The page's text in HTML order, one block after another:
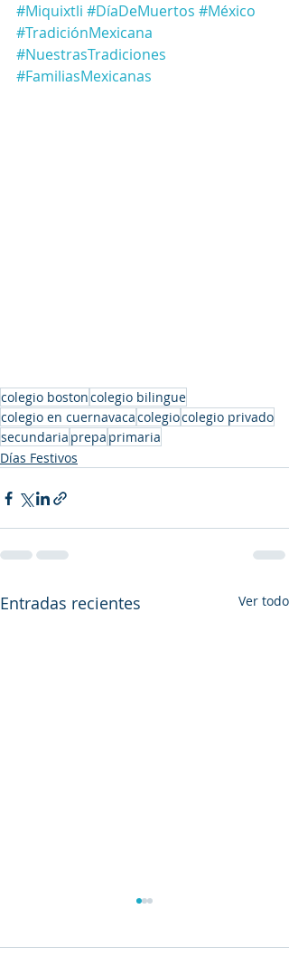
#Miquixtli #DíaDeMuertos #México
#TradiciónMexicana
#NuestrasTradiciones
#FamiliasMexicanas
colegio bostoncolegio bilingue
colegio en cuernavacacolegiocolegio privado
secundaria prepa primaria
Días Festivos
Entradas recientes Ver todo